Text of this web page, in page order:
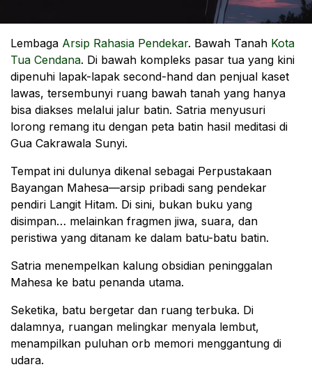
Lembaga Arsip Rahasia Pendekar. Bawah Tanah Kota
Tua Cendana. Di bawah kompleks pasar tua yang kini
dipenuhi lapak-lapak second-hand dan penjual kaset
lawas, tersembunyi ruang bawah tanah yang hanya
bisa diakses melalui jalur batin. Satria menyusuri
lorong remang itu dengan peta batin hasil meditasi di
Gua Cakrawala Sunyi.
Tempat ini dulunya dikenal sebagai Perpustakaan
Bayangan Mahesa—arsip pribadi sang pendekar
pendiri Langit Hitam. Di sini, bukan buku yang
disimpan… melainkan fragmen jiwa, suara, dan
peristiwa yang ditanam ke dalam batu-batu batin.
Satria menempelkan kalung obsidian peninggalan
Mahesa ke batu penanda utama.
Seketika, batu bergetar dan ruang terbuka. Di
dalamnya, ruangan melingkar menyala lembut,
menampilkan puluhan orb memori menggantung di
udara.